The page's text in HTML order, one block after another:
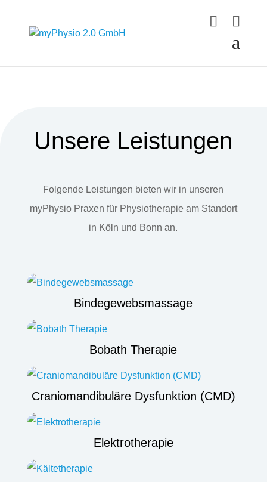
Unsere Leistungen
Folgende Leistungen bieten wir in unseren
myPhysio Praxen für Physiotherapie am Standort
in Köln und Bonn an.
Bindegewebsmassage
Bobath Therapie
Craniomandibuläre Dysfunktion (CMD)
Elektrotherapie